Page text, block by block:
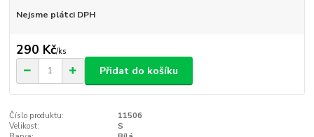
Nejsme plátci DPH
290 Kč/ks
Přidat do košíku
Číslo produktu:
11506
Velikost:
S